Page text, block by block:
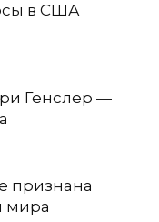
в США
Генслер —
признана
мира